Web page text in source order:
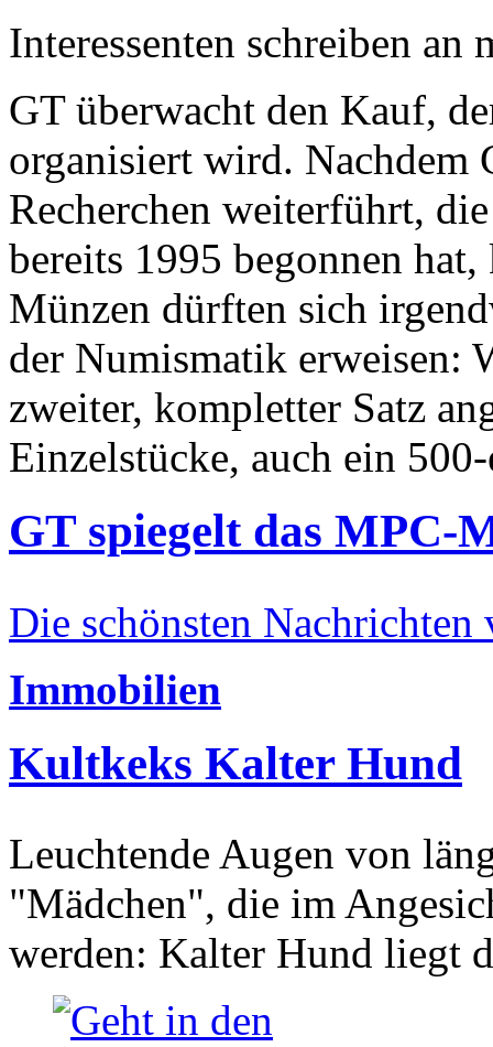
Interessenten schreiben
GT überwacht den Kauf,
organisiert wird. Nachdem
Recherchen weiterführt,
bereits 1995 begonnen
Münzen dürften sich
der Numismatik erweisen:
zweiter, kompletter Satz
Einzelstücke, auch ein
GT spiegelt das MPC-
Die schönsten Nachrichten
Immobilien
Kultkeks Kalter Hund
Leuchtende Augen von
"Mädchen", die im
werden: Kalter Hund liegt